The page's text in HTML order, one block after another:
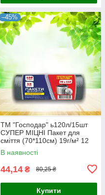
–45%
ТМ "Господар" ь120л/15шт
СУПЕР МІЦНІ Пакет для
сміття (70*110см) 19г/м² 12
шт./
В наявності
44,14 ₴ 80,25 ₴
Купити